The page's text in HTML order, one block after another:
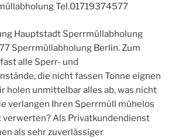
Tel.01719374577
Hauptstadt Sperrmüllabholung
Sperrmüllabholung Berlin. Zum
alle Sperr- und
die nicht fassen Tonne eignen
holen unmittelbar alles ab, was nicht
verlangen Ihren Sperrmüll mühelos
verwerten? Als Privatkundendienst
als sehr zuverlässiger